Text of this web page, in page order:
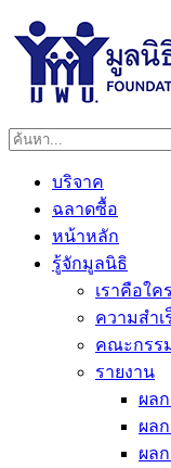
บริจาค
ฉลาดซื้อ
หน้าหลัก
รู้จักมูลนิธิ
เราคือใคร
ความสำเ
คณะกรร
รายงาน
ผล
ผล
ผล